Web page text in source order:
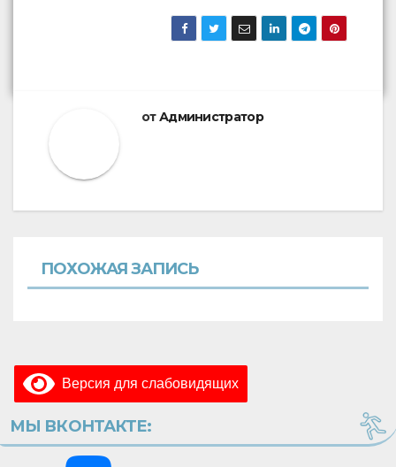
отАдминистратор
ПОХОЖАЯ ЗАПИСЬ
Версия для слабовидящих
МЫ ВКОНТАКТЕ: